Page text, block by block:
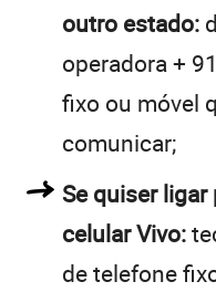
outro estado:
operadora +
fixo ou móvel
comunicar;
Se quiser
celular Vivo:
de telefone